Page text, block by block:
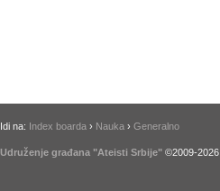
Idi na: Index boarda › Nauka › Generalno
Udruženje građana "Ateisti Srbije" ©2009-2026